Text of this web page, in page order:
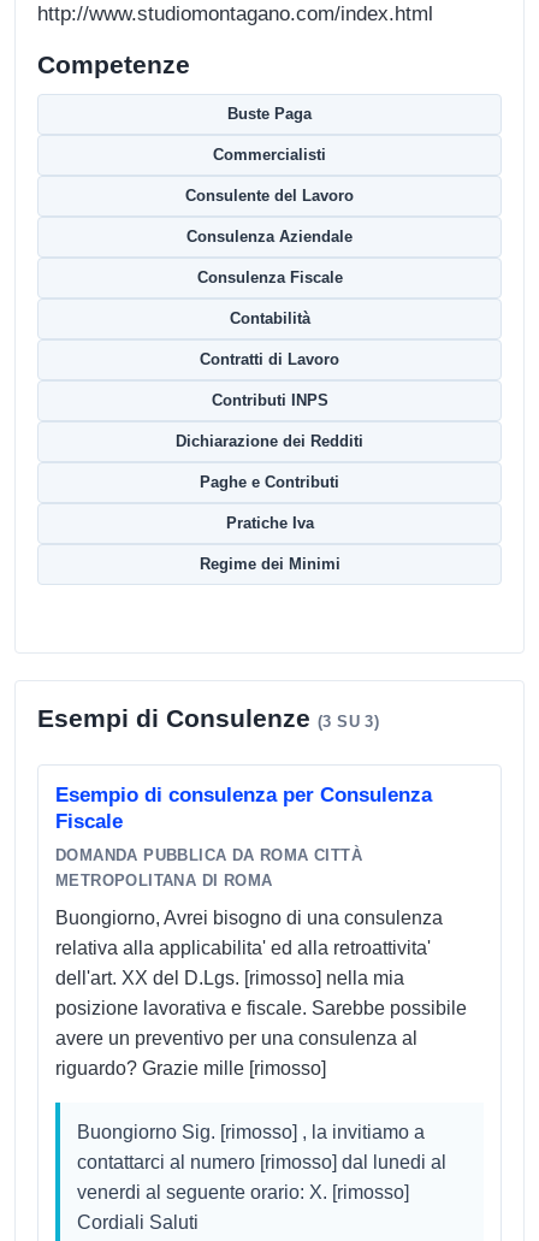
http://www.studiomontagano.com/index.html
Competenze
Buste Paga
Commercialisti
Consulente del Lavoro
Consulenza Aziendale
Consulenza Fiscale
Contabilità
Contratti di Lavoro
Contributi INPS
Dichiarazione dei Redditi
Paghe e Contributi
Pratiche Iva
Regime dei Minimi
Esempi di Consulenze (3 SU 3)
Esempio di consulenza per Consulenza
Fiscale
DOMANDA PUBBLICA DA ROMA CITTÀ
METROPOLITANA DI ROMA
Buongiorno, Avrei bisogno di una consulenza
relativa alla applicabilita' ed alla retroattivita'
dell'art. XX del D.Lgs. [rimosso] nella mia
posizione lavorativa e fiscale. Sarebbe possibile
avere un preventivo per una consulenza al
riguardo? Grazie mille [rimosso]
Buongiorno Sig. [rimosso] , la invitiamo a
contattarci al numero [rimosso] dal lunedi al
venerdi al seguente orario: X. [rimosso]
Cordiali Saluti